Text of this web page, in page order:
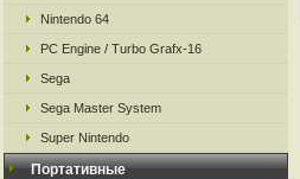
Nintendo 64
PC Engine / Turbo Grafx-16
Sega
Sega Master System
Super Nintendo
Портативные